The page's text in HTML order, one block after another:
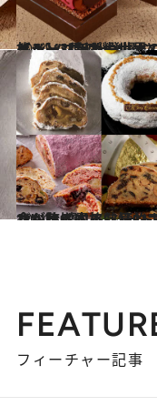
2024.11.29
【ジャン＝ポール・エヴァン】〈新しい世界〉をイメージしたカカオの旅！ 3種のビュッシュ ドゥ ノエルが登場
グルメ
2024.12.3
食べ比べする熱狂的ファンも急増中！ 憧れホテルが誇る本格“シュトーレン”【10選】
グルメ
フィーチャー記事